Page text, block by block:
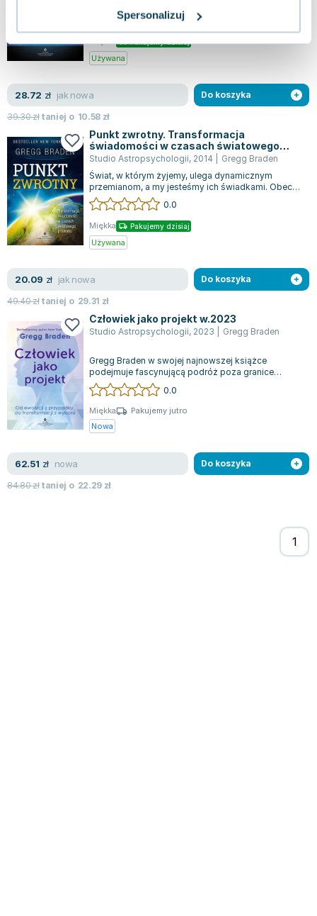
Spersonalizuj
Jakie są granice siły ludzkiej psych...
0.0
Miękka Pakujemy dzisiaj
Używana
28.72 zł jak nowa
39.30złtaniej o 10.58 zł
Do koszyka
Punkt zwrotny. Transformacja
świadomości w czasach światowego
przełomu
Studio Astropsychologii, 2014
Gregg Braden
Świat, w którym żyjemy, ulega dynamicznym
przemianom, a my jesteśmy ich świadkami. Obecny
czas to okres intensywnych przekształceń...
0.0
Miękka Pakujemy dzisiaj
Używana
20.09 zł jak nowa
49.40złtaniej o 29.31 zł
Do koszyka
Człowiek jako projekt w.2023
Studio Astropsychologii, 2023 Gregg Braden
Gregg Braden w swojej najnowszej książce
podejmuje fascynującą podróż poza granice
darwinowskiej teorii ewolucji. Analizuje, jak w...
0.0
Miękka
Pakujemy jutro
Nowa
62.51 zł nowa
84.80złtaniej o 22.29 zł
Do koszyka